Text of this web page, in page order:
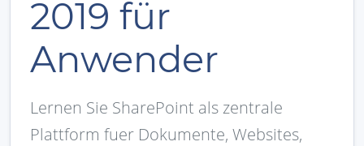
2019 für
Anwender
Lernen Sie SharePoint als zentrale
Plattform fuer Dokumente, Websites,